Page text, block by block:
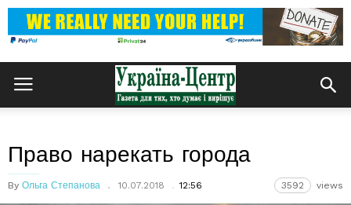
Право нарекать города
By Ольга Степанова 10.07.2018 12:56 3592 views